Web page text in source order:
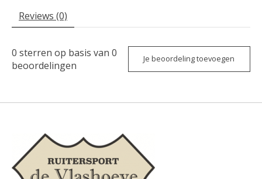
Reviews (0)
0 sterren op basis van 0
beoordelingen
Je beoordeling toevoegen